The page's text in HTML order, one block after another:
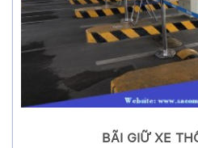
BÃI GIỮ XE